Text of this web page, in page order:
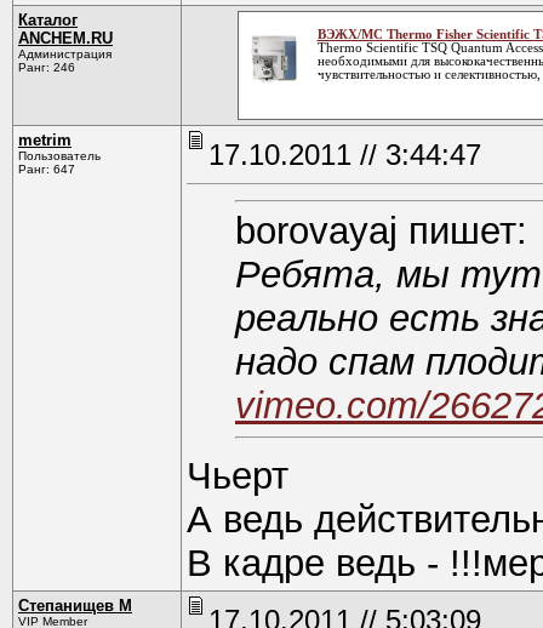
Каталог
ANCHEM.RU
Администрация
Ранг: 246
ВЭЖХ/МС Thermo Fisher Scientific
Thermo Scientific TSQ Quantum
необходимыми для
чувствительностью и
metrim
Пользователь
Ранг: 647
17.10.2011 // 3:44:47
borovayaj пишет:
Ребята, мы тут
реально есть
надо спам
vimeo.com/
Чьерт
А ведь
В кадре ведь -
Степанищев М
VIP Member 17.10.2011 // 5:03:09